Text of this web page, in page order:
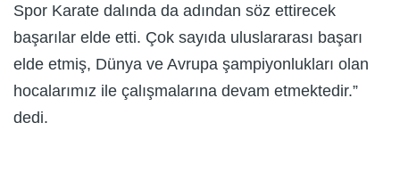
Spor Karate dalında da adından söz ettirecek
başarılar elde etti. Çok sayıda uluslararası başarı
elde etmiş, Dünya ve Avrupa şampiyonlukları olan
hocalarımız ile çalışmalarına devam etmektedir.”
dedi.